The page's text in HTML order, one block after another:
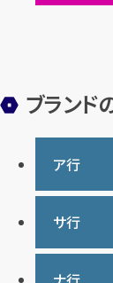
ブランド
ア行
IWC
ヴァシュ
ン
サ行